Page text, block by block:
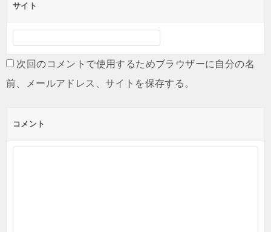
サイト
次回のコメントで使用するためブラウザーに自分の名
前、メールアドレス、サイトを保存する。
コメント